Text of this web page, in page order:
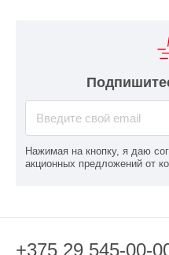
Нажимая на кнопку, я даю
акционных предложений от
+375 29 545-00-